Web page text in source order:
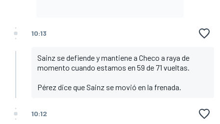
10:13
Sainz se defiende y mantiene a Checo a raya de
momento cuando estamos en 59 de 71 vueltas.
Pérez dice que Sainz se movió en la frenada.
10:12